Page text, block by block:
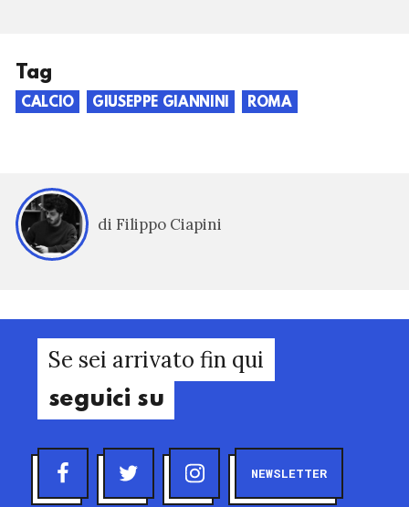
Tag
CALCIO GIUSEPPE GIANNINI ROMA
di Filippo Ciapini
Se sei arrivato fin qui
seguici su
NEWSLETTER